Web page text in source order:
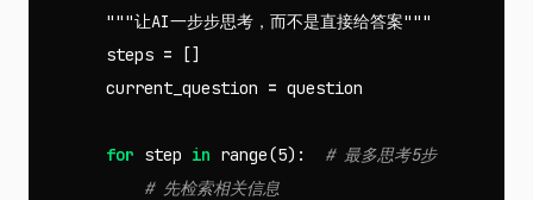
"""让AI一步步思考，而不是直接给答案"""
steps =
[]
current_question = question
for step in range(5):